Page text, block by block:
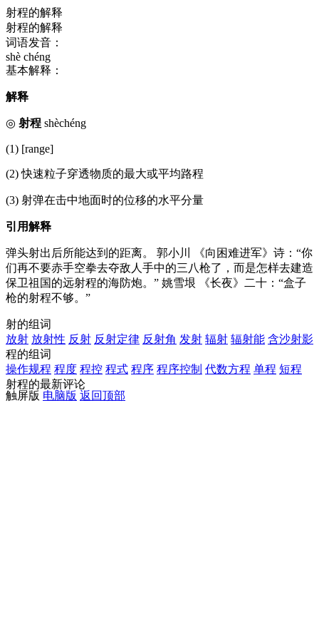
射程的解释
射程的解释
词语发音：
shè chéng
基本解释：
解释
◎ 射程 shèchéng
(1) [range]
(2) 快速粒子穿透物质的最大或平均路程
(3) 射弹在击中地面时的位移的水平分量
引用解释
弹头射出后所能达到的距离。 郭小川 《向困难进军》诗：“你
们再不要赤手空拳去夺敌人手中的三八枪了，而是怎样去建造
保卫祖国的远射程的海防炮。” 姚雪垠 《长夜》二十：“盒子
枪的射程不够。”
射的组词
放射 放射性 反射 反射定律 反射角 发射 辐射 辐射能 含沙射影
程的组词
操作规程 程度 程控 程式 程序 程序控制 代数方程 单程 短程
射程的最新评论
触屏版 电脑版 返回顶部